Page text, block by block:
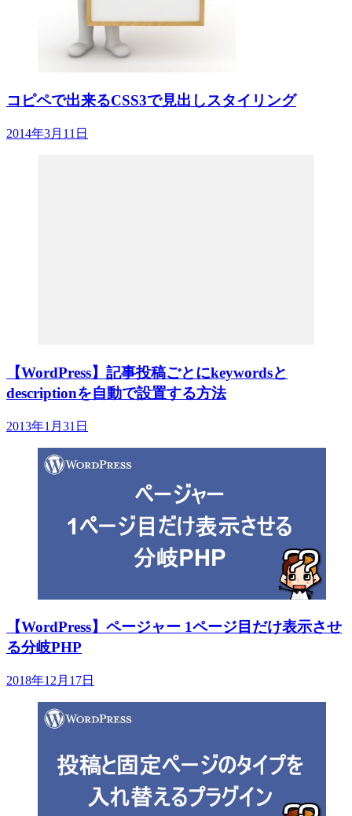
コピペで出来るCSS3で見出しスタイリング
2014年3月11日
【WordPress】記事投稿ごとにkeywordsと
descriptionを自動で設置する方法
2013年1月31日
【WordPress】ページャー 1ページ目だけ表示させ
る分岐PHP
2018年12月17日